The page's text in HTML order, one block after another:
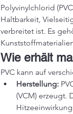
Polyvinylchlorid
Haltbarkeit,
verbreitet ist. Es
Wie erhält
PVC kann auf
Herstellung:
(VCM) erzeugt.